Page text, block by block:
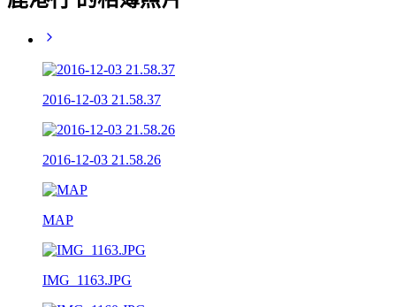
2016-12-03 21.58.37
2016-12-03 21.58.26
MAP
IMG_1163.JPG